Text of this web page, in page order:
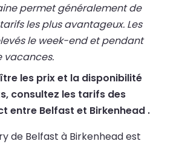
permet généralement de
les plus avantageux. Les
le week-end et pendant
vacances.
les prix et la disponibilité
consultez les tarifs des
entre Belfast et Birkenhead .
de Belfast à Birkenhead est